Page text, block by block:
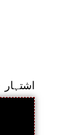
اشتہار